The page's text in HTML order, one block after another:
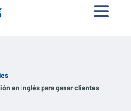
en inglés para ganar clientes